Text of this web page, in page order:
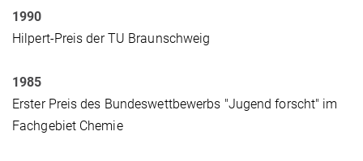
1990
Hilpert-Preis der TU Braunschweig
1985
Erster Preis des Bundeswettbewerbs "Jugend forscht" im
Fachgebiet Chemie